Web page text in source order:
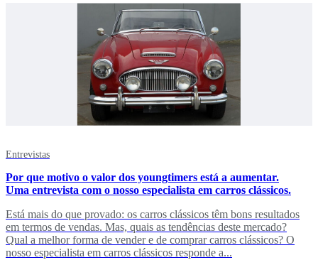
Entrevistas
Por que motivo o valor dos youngtimers está a aumentar.
Uma entrevista com o nosso especialista em carros clássicos.
Está mais do que provado: os carros clássicos têm bons resultados
em termos de vendas. Mas, quais as tendências deste mercado?
Qual a melhor forma de vender e de comprar carros clássicos? O
nosso especialista em carros clássicos responde a...